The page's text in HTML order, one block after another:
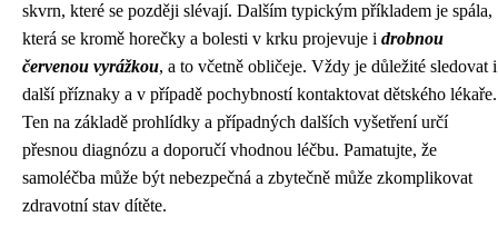
skvrn, které se později slévají. Dalším typickým příkladem je spála,
která se kromě horečky a bolesti v krku projevuje i drobnou
červenou vyrážkou, a to včetně obličeje. Vždy je důležité sledovat i
další příznaky a v případě pochybností kontaktovat dětského lékaře.
Ten na základě prohlídky a případných dalších vyšetření určí
přesnou diagnózu a doporučí vhodnou léčbu. Pamatujte, že
samoléčba může být nebezpečná a zbytečně může zkomplikovat
zdravotní stav dítěte.